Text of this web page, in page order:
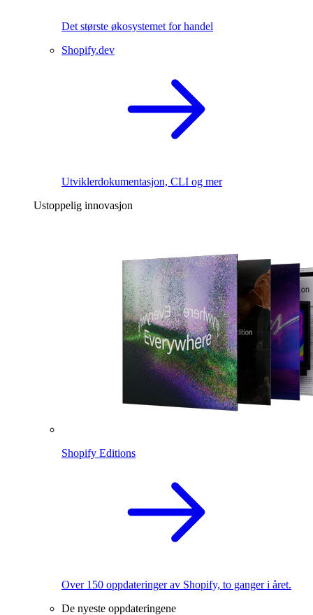
Det største økosystemet for handel
Shopify.dev
Utviklerdokumentasjon, CLI og mer
Ustoppelig innovasjon
Shopify Editions
Over 150 oppdateringer av Shopify, to ganger i året.
De nyeste oppdateringene